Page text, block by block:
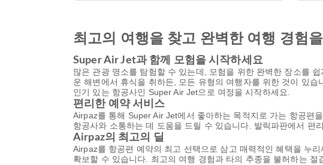
최고의 여행을 찾고 완벽한 여행 경험
Super Air Jet과 함께 모험을 시작하세요
많은 관광 명소를 탐험할 수 있는데, 모험을 위한 완벽한 장소를
운 해변에서 휴식을 취하든, 모든 유형의 여행자를 위한 것이 있
인기 있는 항공사인 Super Air Jet으로 여정을 시작하세요.
편리한 예약 서비스
Airpaz를 통해 Super Air Jet에서 좋아하는 목적지로 가는 항공편
항공사와 소통하는 데 도움을 드릴 수 있습니다. 발릭파판에서 편
Airpaz의 최고의 딜
Airpaz를 항공편 예약의 최고 선택으로 삼고 매력적인 혜택을 누
확보할 수 있습니다. 최고의 여행 경험과 타의 추종을 불허하는 절